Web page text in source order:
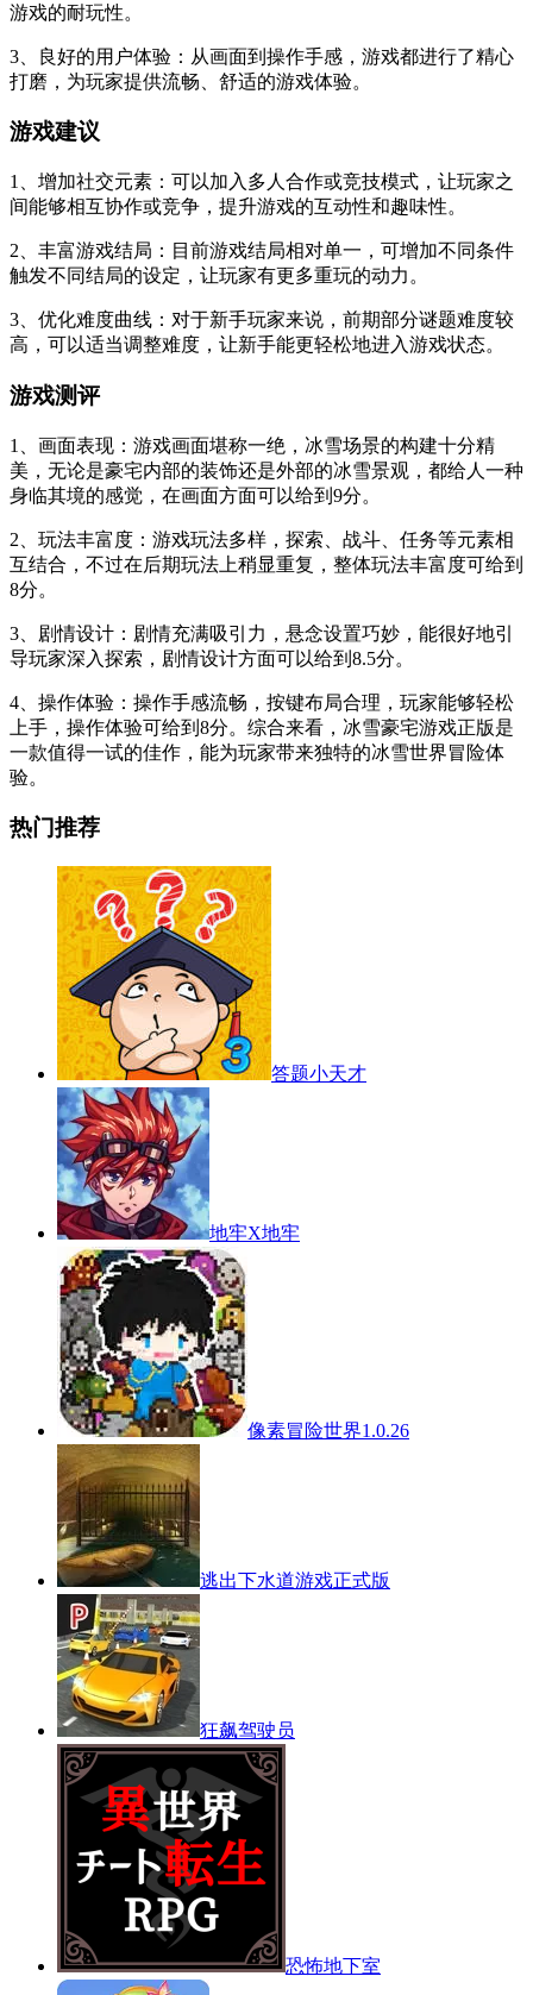
游戏的耐玩性。
3、良好的用户体验：从画面到操作手感，游戏都进行了精心
打磨，为玩家提供流畅、舒适的游戏体验。
游戏建议
1、增加社交元素：可以加入多人合作或竞技模式，让玩家之
间能够相互协作或竞争，提升游戏的互动性和趣味性。
2、丰富游戏结局：目前游戏结局相对单一，可增加不同条件
触发不同结局的设定，让玩家有更多重玩的动力。
3、优化难度曲线：对于新手玩家来说，前期部分谜题难度较
高，可以适当调整难度，让新手能更轻松地进入游戏状态。
游戏测评
1、画面表现：游戏画面堪称一绝，冰雪场景的构建十分精
美，无论是豪宅内部的装饰还是外部的冰雪景观，都给人一种
身临其境的感觉，在画面方面可以给到9分。
2、玩法丰富度：游戏玩法多样，探索、战斗、任务等元素相
互结合，不过在后期玩法上稍显重复，整体玩法丰富度可给到
8分。
3、剧情设计：剧情充满吸引力，悬念设置巧妙，能很好地引
导玩家深入探索，剧情设计方面可以给到8.5分。
4、操作体验：操作手感流畅，按键布局合理，玩家能够轻松
上手，操作体验可给到8分。综合来看，冰雪豪宅游戏正版是
一款值得一试的佳作，能为玩家带来独特的冰雪世界冒险体
验。
热门推荐
答题小天才
地牢X地牢
像素冒险世界1.0.26
逃出下水道游戏正式版
狂飙驾驶员
恐怖地下室